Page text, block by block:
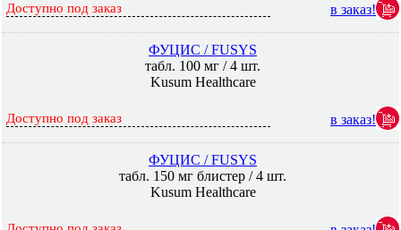
Доступно под заказ в заказ!
ФУЦИС / FUSYS
табл. 100 мг / 4 шт.
Kusum Healthcare
Доступно под заказ в заказ!
ФУЦИС / FUSYS
табл. 150 мг блистер / 4 шт.
Kusum Healthcare